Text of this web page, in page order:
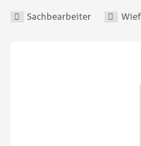
Sachbearbeiter